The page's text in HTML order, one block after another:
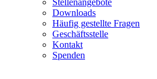
Stellenangebote
Downloads
Häufig gestellte Fragen
Geschäftsstelle
Kontakt
Spenden